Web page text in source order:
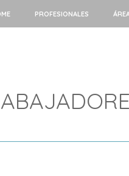
PROFESIONALES